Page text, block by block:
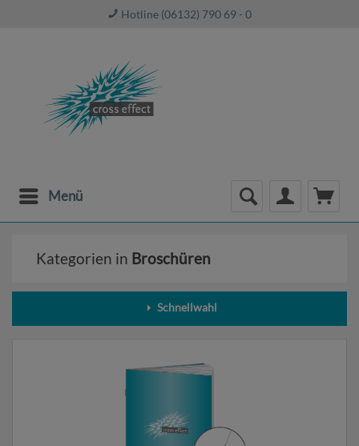
Hotline (06132) 790 69 - 0
Menü
Kategorien in Broschüren
Schnellwahl